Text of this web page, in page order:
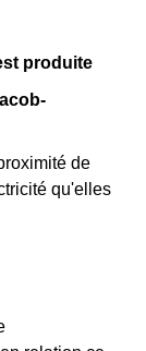
produite
de
qu'elles